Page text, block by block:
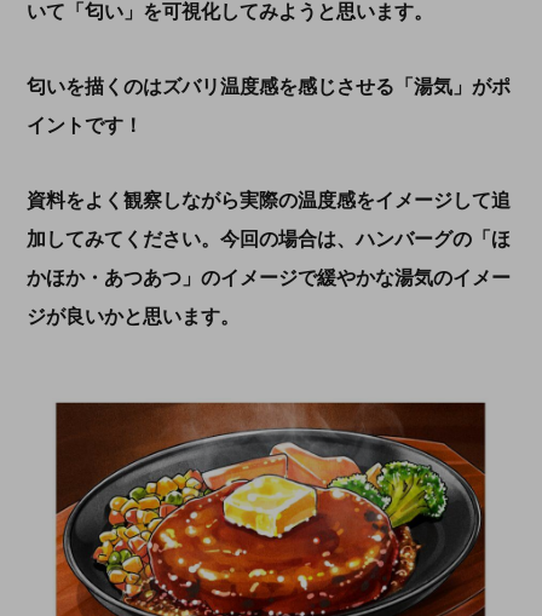
いて「匂い」を可視化してみようと思います。
匂いを描くのはズバリ温度感を感じさせる「湯気」がポ
イントです！
資料をよく観察しながら実際の温度感をイメージして追
加してみてください。今回の場合は、ハンバーグの「ほ
かほか・あつあつ」のイメージで緩やかな湯気のイメー
ジが良いかと思います。